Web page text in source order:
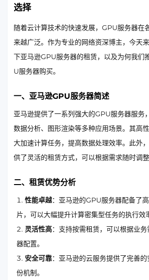
选择
随着云计算技术的快速发展，GPU服务器在
来越广泛。作为专业的网络资深博主，今天
下亚马逊GPU服务器的租赁，以及为何我们
U服务器购买。
一、亚马逊GPU服务器简述
亚马逊提供了一系列强大的GPU服务器服务
数据分析、图形渲染等多种应用场景。其高
大加速计算任务，提高数据处理效率。此外
供了灵活的租赁方式，可以根据需求随时调整
二、租赁优势分析
性能卓越：亚马逊的GPU服务器配备了
片，可以大幅提升计算密集型任务的执行效
灵活性高：支持按需租赁，可以根据业
器配置。
安全可靠：亚马逊的云服务提供了完善
份机制。